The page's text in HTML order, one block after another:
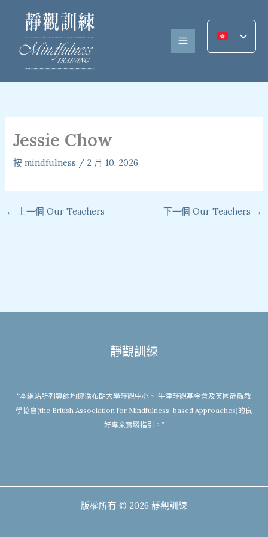
Jessie Chow
按mindfulness / 2 月 10, 2026
← 上一個 Our Teachers 下一個 Our Teachers →
靜觀訓練
“本網站所列導師均遵循布朗大學靜觀中心、 牛津靜觀基金會及英國靜觀教
學協會(the British Association for Mindfulness-based Approaches)的良
好專業實踐指引。”
版權所有 © 2026 靜觀訓練